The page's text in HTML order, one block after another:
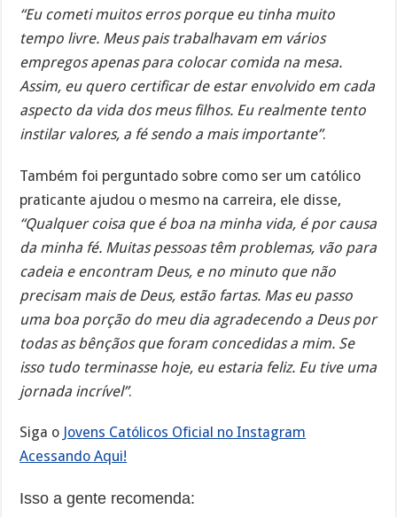
“Eu cometi muitos erros porque eu tinha muito
tempo livre. Meus pais trabalhavam em vários
empregos apenas para colocar comida na mesa.
Assim, eu quero certificar de estar envolvido em cada
aspecto da vida dos meus filhos. Eu realmente tento
instilar valores, a fé sendo a mais importante”.
Também foi perguntado sobre como ser um católico
praticante ajudou o mesmo na carreira, ele disse,
“Qualquer coisa que é boa na minha vida, é por causa
da minha fé. Muitas pessoas têm problemas, vão para
cadeia e encontram Deus, e no minuto que não
precisam mais de Deus, estão fartas. Mas eu passo
uma boa porção do meu dia agradecendo a Deus por
todas as bênçãos que foram concedidas a mim. Se
isso tudo terminasse hoje, eu estaria feliz. Eu tive uma
jornada incrível”.
Siga o Jovens Católicos Oficial no Instagram
Acessando Aqui!
Isso a gente recomenda: